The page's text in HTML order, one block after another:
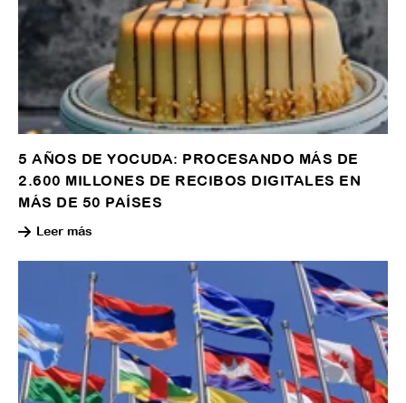
5 AÑOS DE YOCUDA: PROCESANDO MÁS DE
2.600 MILLONES DE RECIBOS DIGITALES EN
MÁS DE 50 PAÍSES
Leer más